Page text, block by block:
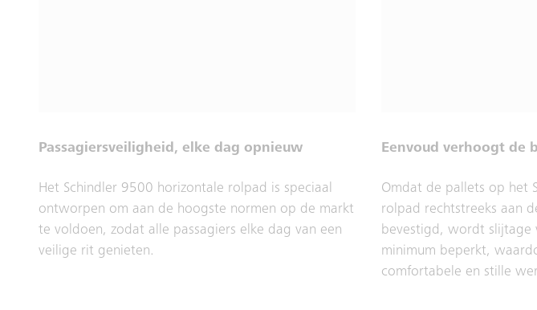
Passagiersveiligheid, elke dag opnieuw
Het Schindler 9500 horizontale rolpad is speciaal
ontworpen om aan de hoogste normen op de markt
te voldoen, zodat alle passagiers elke dag van een
veilige rit genieten.
Eenvoud verhoogt de
Omdat de pallets op het
rolpad rechtstreeks aan
bevestigd, wordt slijtage
minimum beperkt,
comfortabele en stille